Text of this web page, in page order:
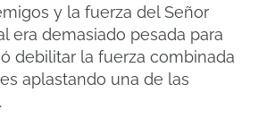
y la fuerza del Señor
era demasiado pesada para
debilitar la fuerza combinada
aplastando una de las